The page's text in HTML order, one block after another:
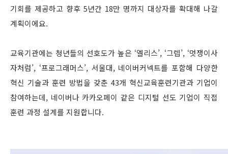
기회를 제공하고 향후 5년간 18만 명까지 대상자를 확대해 나갈
계획이에요.
교육기관에는 청년들의 선호도가 높은 ‘엘리스’, ‘그렙’, ‘멋쟁이사
자처럼’, ‘프로그래머스’, 서울대, 네이버커넥트를 포함해 다양한
혁신 기술과 훈련 방법을 갖춘 43개 혁신교육훈련기관과 기업이
참여하는데, 네이버나 카카오페이 같은 디지털 선도 기업이 직접
훈련 과정 설계를 지원합니다.